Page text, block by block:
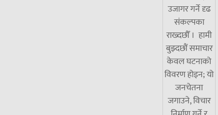
उजागर गर्ने दृढ
संकल्पका
राख्दछौँ । हामी
बुझ्दछौं समाचार
केवल घटनाको
विवरण होइन; यो
जनचेतना
जगाउने, विचार